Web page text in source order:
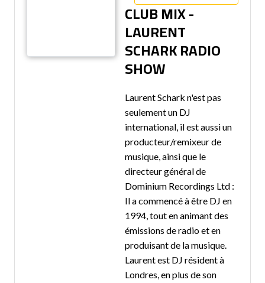
CLUB MIX -
LAURENT
SCHARK RADIO
SHOW
Laurent Schark n'est pas
seulement un DJ
international, il est aussi un
producteur/remixeur de
musique, ainsi que le
directeur général de
Dominium Recordings Ltd :
Il a commencé à être DJ en
1994, tout en animant des
émissions de radio et en
produisant de la musique.
Laurent est DJ résident à
Londres, en plus de son